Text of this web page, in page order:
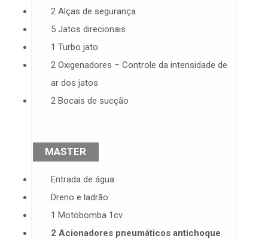
2 Alças de segurança
5 Jatos direcionais
1 Turbo jato
2 Oxigenadores – Controle da intensidade de
ar dos jatos
2 Bocais de sucção
MASTER
Entrada de água
Dreno e ladrão
1 Motobomba 1cv
2 Acionadores pneumáticos antichoque